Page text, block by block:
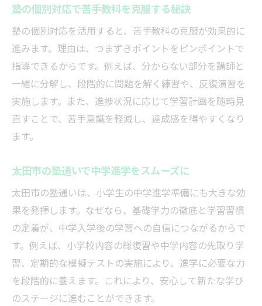
塾の個別対応で苦手教科を克服する秘訣
塾の個別対応を活用すると、苦手教科の克服が効果的に
進みます。理由は、つまずきポイントをピンポイントで
指導できるからです。例えば、分からない部分を講師と
一緒に分解し、段階的に問題を解く練習や、反復演習を
実施します。また、進捗状況に応じて学習計画を随時見
直すことで、苦手意識を軽減し、達成感を得やすくなり
ます。
太田市の塾通いで中学進学をスムーズに
太田市の塾通いは、小学生の中学進学準備にも大きな効
果を発揮します。なぜなら、基礎学力の徹底と学習習慣
の定着が、中学入学後の学習への自信につながるからで
す。例えば、小学校内容の総復習や中学内容の先取り学
習、定期的な模擬テストの実施により、進学に必要な力
を段階的に養えます。これにより、安心して新たな学び
のステージに進むことができます。